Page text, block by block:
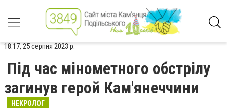
18:17, 25 серпня 2023 р.
Під час мінометного обстрілу
загинув герой Кам'янеччини
НЕКРОЛОГ